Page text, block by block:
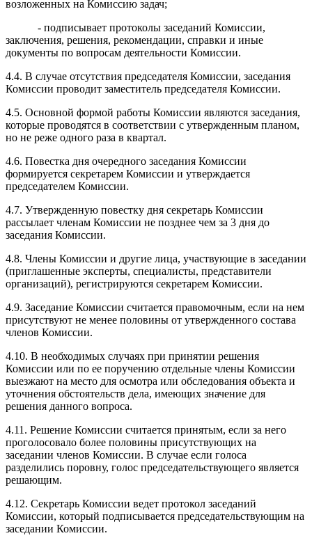
возложенных на Комиссию задач;
- подписывает протоколы заседаний Комиссии,
заключения, решения, рекомендации, справки и иные
документы по вопросам деятельности Комиссии.
4.4. В случае отсутствия председателя Комиссии, заседания
Комиссии проводит заместитель председателя Комиссии.
4.5. Основной формой работы Комиссии являются заседания,
которые проводятся в соответствии с утвержденным планом,
но не реже одного раза в квартал.
4.6. Повестка дня очередного заседания Комиссии
формируется секретарем Комиссии и утверждается
председателем Комиссии.
4.7. Утвержденную повестку дня секретарь Комиссии
рассылает членам Комиссии не позднее чем за 3 дня до
заседания Комиссии.
4.8. Члены Комиссии и другие лица, участвующие в заседании
(приглашенные эксперты, специалисты, представители
организаций), регистрируются секретарем Комиссии.
4.9. Заседание Комиссии считается правомочным, если на нем
присутствуют не менее половины от утвержденного состава
членов Комиссии.
4.10. В необходимых случаях при принятии решения
Комиссии или по ее поручению отдельные члены Комиссии
выезжают на место для осмотра или обследования объекта и
уточнения обстоятельств дела, имеющих значение для
решения данного вопроса.
4.11. Решение Комиссии считается принятым, если за него
проголосовало более половины присутствующих на
заседании членов Комиссии. В случае если голоса
разделились поровну, голос председательствующего является
решающим.
4.12. Секретарь Комиссии ведет протокол заседаний
Комиссии, который подписывается председательствующим на
заседании Комиссии.